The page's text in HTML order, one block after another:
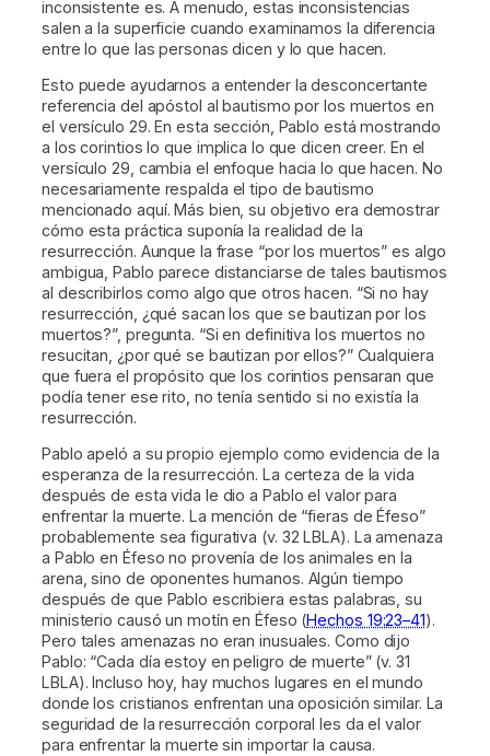
inconsistente es. A menudo, estas inconsistencias
salen a la superficie cuando examinamos la diferencia
entre lo que las personas dicen y lo que hacen.
Esto puede ayudarnos a entender la desconcertante
referencia del apóstol al bautismo por los muertos en
el versículo 29. En esta sección, Pablo está mostrando
a los corintios lo que implica lo que dicen creer. En el
versículo 29, cambia el enfoque hacia lo que hacen. No
necesariamente respalda el tipo de bautismo
mencionado aquí. Más bien, su objetivo era demostrar
cómo esta práctica suponía la realidad de la
resurrección. Aunque la frase “por los muertos” es algo
ambigua, Pablo parece distanciarse de tales bautismos
al describirlos como algo que otros hacen. “Si no hay
resurrección, ¿qué sacan los que se bautizan por los
muertos?”, pregunta. “Si en definitiva los muertos no
resucitan, ¿por qué se bautizan por ellos?” Cualquiera
que fuera el propósito que los corintios pensaran que
podía tener ese rito, no tenía sentido si no existía la
resurrección.
Pablo apeló a su propio ejemplo como evidencia de la
esperanza de la resurrección. La certeza de la vida
después de esta vida le dio a Pablo el valor para
enfrentar la muerte. La mención de “fieras de Éfeso”
probablemente sea figurativa (v. 32 LBLA). La amenaza
a Pablo en Éfeso no provenía de los animales en la
arena, sino de oponentes humanos. Algún tiempo
después de que Pablo escribiera estas palabras, su
ministerio causó un motín en Éfeso (Hechos 19:23–41).
Pero tales amenazas no eran inusuales. Como dijo
Pablo: “Cada día estoy en peligro de muerte” (v. 31
LBLA). Incluso hoy, hay muchos lugares en el mundo
donde los cristianos enfrentan una oposición similar. La
seguridad de la resurrección corporal les da el valor
para enfrentar la muerte sin importar la causa.